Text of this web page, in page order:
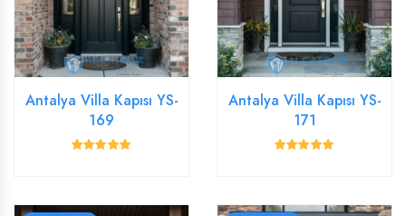
Antalya Villa Kapısı YS-
169
Antalya Villa Kapısı YS-
171